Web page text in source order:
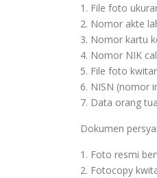
1. File foto
2. Nomor akte
3. Nomor kartu
4. Nomor NIK
5. File foto
6. NISN (nomor
7. Data orang
Dokumen
1. Foto resmi
2. Fotocopy